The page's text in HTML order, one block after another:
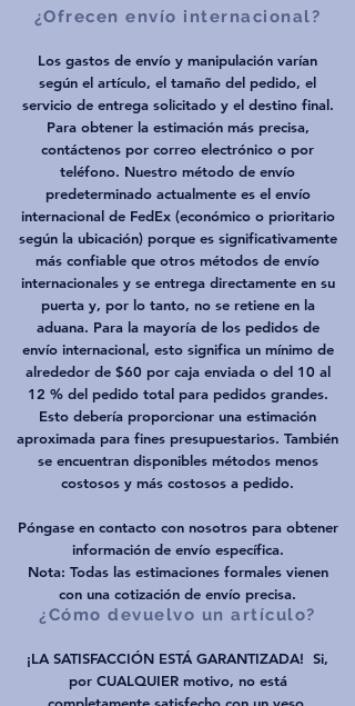
¿Ofrecen envío internacional?
Los gastos de envío y manipulación varían
según el artículo, el tamaño del pedido, el
servicio de entrega solicitado y el destino final.
Para obtener la estimación más precisa,
contáctenos por correo electrónico o por
teléfono. Nuestro método de envío
predeterminado actualmente es el envío
internacional de FedEx (económico o prioritario
según la ubicación) porque es significativamente
más confiable que otros métodos de envío
internacionales y se entrega directamente en su
puerta y, por lo tanto, no se retiene en la
aduana. Para la mayoría de los pedidos de
envío internacional, esto significa un mínimo de
alrededor de $60 por caja enviada o del 10 al
12 % del pedido total para pedidos grandes.
Esto debería proporcionar una estimación
aproximada para fines presupuestarios. También
se encuentran disponibles métodos menos
costosos y más costosos a pedido.
Póngase en contacto con nosotros para obtener
información de envío específica.
Nota: Todas las estimaciones formales vienen
con una cotización de envío precisa.
¿Cómo devuelvo un artículo?
¡LA SATISFACCIÓN ESTÁ GARANTIZADA! Si,
por CUALQUIER motivo, no está